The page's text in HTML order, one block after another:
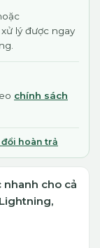
lý được ngay
chính sách
hoàn trả
nhanh cho cả